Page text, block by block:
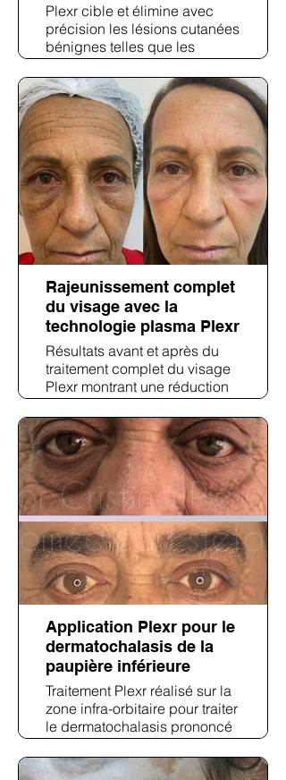
Plexr cible et élimine avec
précision les lésions cutanées
bénignes telles que les
acrochordons ou les kystes
sébacés avec un temps
d'arrêt minimal et sans
sutures.
Rajeunissement complet
du visage avec la
technologie plasma Plexr
Résultats avant et après du
traitement complet du visage
Plexr montrant une réduction
des rides du front, une
atténuation des rides sous les
yeux et un raffermissement
général de la peau pour une
apparence plus jeune.
Application Plexr pour le
dermatochalasis de la
paupière inférieure
Traitement Plexr réalisé sur la
zone infra-orbitaire pour traiter
le dermatochalasis prononcé
et les rides statiques. Les
résultats post-traitement